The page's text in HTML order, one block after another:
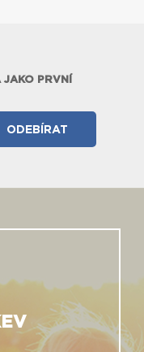
PRVNÍ